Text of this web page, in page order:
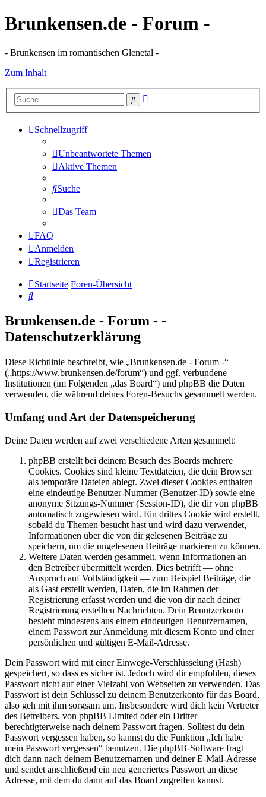
Brunkensen.de - Forum -
- Brunkensen im romantischen Glenetal -
Zum Inhalt
Suche
Schnellzugriff
Unbeantwortete Themen
Aktive Themen
Suche
Das Team
FAQ
Anmelden
Registrieren
Startseite Foren-Übersicht
Suche
Brunkensen.de - Forum - -
Datenschutzerklärung
Diese Richtlinie beschreibt, wie „Brunkensen.de - Forum -“
(„https://www.brunkensen.de/forum“) und ggf. verbundene
Institutionen (im Folgenden „das Board“) und phpBB die Daten
verwenden, die während deines Foren-Besuchs gesammelt werden.
Umfang und Art der Datenspeicherung
Deine Daten werden auf zwei verschiedene Arten gesammelt:
phpBB erstellt bei deinem Besuch des Boards mehrere
Cookies. Cookies sind kleine Textdateien, die dein Browser
als temporäre Dateien ablegt. Zwei dieser Cookies enthalten
eine eindeutige Benutzer-Nummer (Benutzer-ID) sowie eine
anonyme Sitzungs-Nummer (Session-ID), die dir von phpBB
automatisch zugewiesen wird. Ein drittes Cookie wird erstellt,
sobald du Themen besucht hast und wird dazu verwendet,
Informationen über die von dir gelesenen Beiträge zu
speichern, um die ungelesenen Beiträge markieren zu können.
Weitere Daten werden gesammelt, wenn Informationen an
den Betreiber übermittelt werden. Dies betrifft — ohne
Anspruch auf Vollständigkeit — zum Beispiel Beiträge, die
als Gast erstellt werden, Daten, die im Rahmen der
Registrierung erfasst werden und die von dir nach deiner
Registrierung erstellten Nachrichten. Dein Benutzerkonto
besteht mindestens aus einem eindeutigen Benutzernamen,
einem Passwort zur Anmeldung mit diesem Konto und einer
persönlichen und gültigen E-Mail-Adresse.
Dein Passwort wird mit einer Einwege-Verschlüsselung (Hash)
gespeichert, so dass es sicher ist. Jedoch wird dir empfohlen, dieses
Passwort nicht auf einer Vielzahl von Webseiten zu verwenden. Das
Passwort ist dein Schlüssel zu deinem Benutzerkonto für das Board,
also geh mit ihm sorgsam um. Insbesondere wird dich kein Vertreter
des Betreibers, von phpBB Limited oder ein Dritter
berechtigterweise nach deinem Passwort fragen. Solltest du dein
Passwort vergessen haben, so kannst du die Funktion „Ich habe
mein Passwort vergessen“ benutzen. Die phpBB-Software fragt
dich dann nach deinem Benutzernamen und deiner E-Mail-Adresse
und sendet anschließend ein neu generiertes Passwort an diese
Adresse, mit dem du dann auf das Board zugreifen kannst.